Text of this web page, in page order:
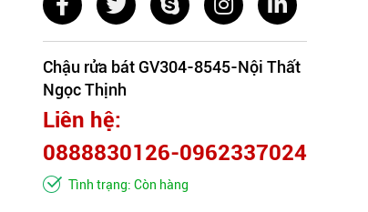
Chậu rửa bát GV304-8545-Nội Thất
Ngọc Thịnh
Liên hệ:
0888830126-0962337024
Tình trạng: Còn hàng